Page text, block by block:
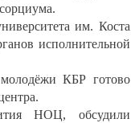
им. Коста
исполнительной
КБР готово
НОЦ, обсудили